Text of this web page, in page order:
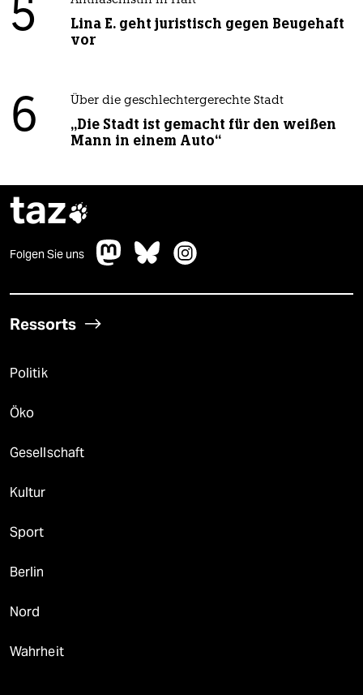
5
Lina E. geht juristisch gegen Beugehaft
vor
6 Über die geschlechtergerechte Stadt
„Die Stadt ist gemacht für den weißen
Mann in einem Auto“
taz
Folgen Sie uns
Ressorts
Politik
Öko
Gesellschaft
Kultur
Sport
Berlin
Nord
Wahrheit